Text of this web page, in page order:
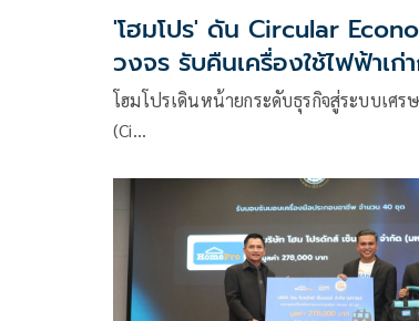
'โฮมโปร' ดัน Circular
วงจร รับคืนเครื่องใช้ไฟฟ้าเก่
แสนชิ้น ยอดขายสินค้ารักษ์โล
5 เท่า
โฮมโปรเดินหน้ายกระดับธุรกิจสู่ระบบเศร
(Ci…